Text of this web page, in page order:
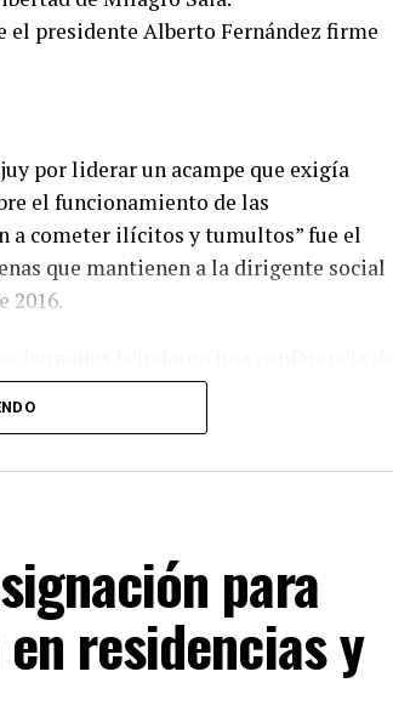
el presidente Alberto Fernández firme
por liderar un acampe que exigía
el funcionamiento de las
a cometer ilícitos y tumultos” fue el
que mantienen a la dirigente social
2016.
de Milagro Sala.
Milagro no
de prensa
política
para
residencias y